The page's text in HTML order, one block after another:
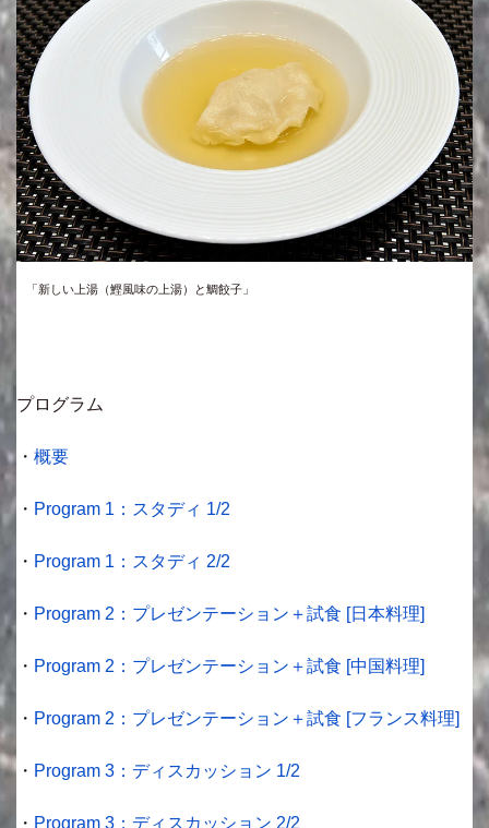
「新しい上湯（鰹風味の上湯）と鯛餃子」
プログラム
・ 概要
・ Program 1：スタディ 1/2
・ Program 1：スタディ 2/2
・ Program 2：プレゼンテーション＋試食 [日本料理]
・ Program 2：プレゼンテーション＋試食 [中国料理]
・ Program 2：プレゼンテーション＋試食 [フランス料理]
・ Program 3：ディスカッション 1/2
・ Program 3：ディスカッション 2/2